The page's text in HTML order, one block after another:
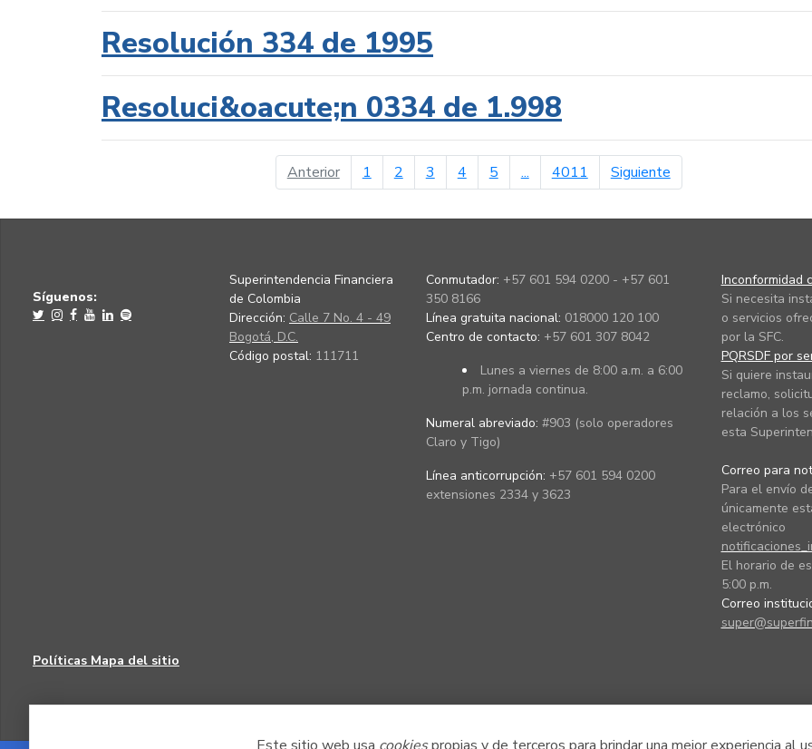
Resolución 334 de 1995
Resoluci&oacute;n 0334 de 1.998
Anteriorpágina anterior
1 2 3 4 5 ... 4011 Siguientepágina siguiente
Síguenos:
Superintendencia Financiera
de Colombia
Dirección: Calle 7 No. 4 - 49
Bogotá, D.C.
Código postal: 111711
Conmutador: +57 601 594 0200 - +57 601
350 8166
Línea gratuita nacional: 018000 120 100
Centro de contacto: +57 601 307 8042
Lunes a viernes de 8:00 a.m. a 6:00
p.m. jornada continua.
Numeral abreviado: #903 (solo operadores
Claro y Tigo)
Línea anticorrupción: +57 601 594 0200
extensiones 2334 y 3623
Inconformidad
Si necesita
o servicios
por la SFC.
PQRSDF por
Si quiere
reclamo,
relación a los
esta
Correo para
Para el envío
únicamente
electrónico
El horario de
5:00 p.m.
Correo
Políticas Mapa del sitio